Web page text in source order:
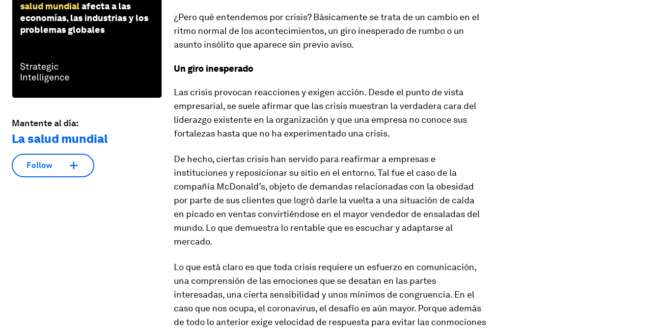
salud mundialafecta a las
economías, las industrias y los
problemas globales
Mantente al día:
La salud mundial
Follow
¿Pero qué entendemos por crisis? Básicamente se trata de un cambio en el
ritmo normal de los acontecimientos, un giro inesperado de rumbo o un
asunto insólito que aparece sin previo aviso.
Un giro inesperado
Las crisis provocan reacciones y exigen acción. Desde el punto de vista
empresarial, se suele afirmar que las crisis muestran la verdadera cara del
liderazgo existente en la organización y que una empresa no conoce sus
fortalezas hasta que no ha experimentado una crisis.
De hecho, ciertas crisis han servido para reafirmar a empresas e
instituciones y reposicionar su sitio en el entorno. Tal fue el caso de la
compañía McDonald’s, objeto de demandas relacionadas con la obesidad
por parte de sus clientes que logró darle la vuelta a una situación de caída
en picado en ventas convirtiéndose en el mayor vendedor de ensaladas del
mundo. Lo que demuestra lo rentable que es escuchar y adaptarse al
mercado.
Lo que está claro es que toda crisis requiere un esfuerzo en comunicación,
una comprensión de las emociones que se desatan en las partes
interesadas, una cierta sensibilidad y unos mínimos de congruencia. En el
caso que nos ocupa, el coronavirus, el desafío es aún mayor. Porque además
de todo lo anterior exige velocidad de respuesta para evitar las conmociones